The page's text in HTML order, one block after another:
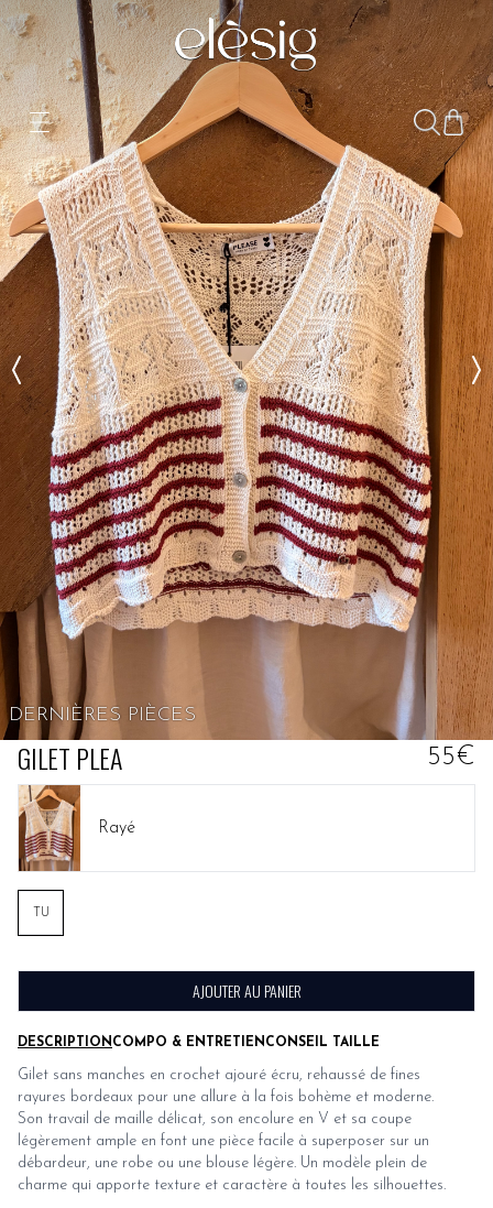
DERNIÈRES PIÈCES
GILET PLEA 55€
DESCRIPTIONCOMPO & ENTRETIENCONSEIL TAILLE
Gilet sans manches en crochet ajouré écru, rehaussé de fines
rayures bordeaux pour une allure à la fois bohème et moderne.
Son travail de maille délicat, son encolure en V et sa coupe
légèrement ample en font une pièce facile à superposer sur un
débardeur, une robe ou une blouse légère. Un modèle plein de
charme qui apporte texture et caractère à toutes les silhouettes.
Rayé
TU
AJOUTER AU PANIER